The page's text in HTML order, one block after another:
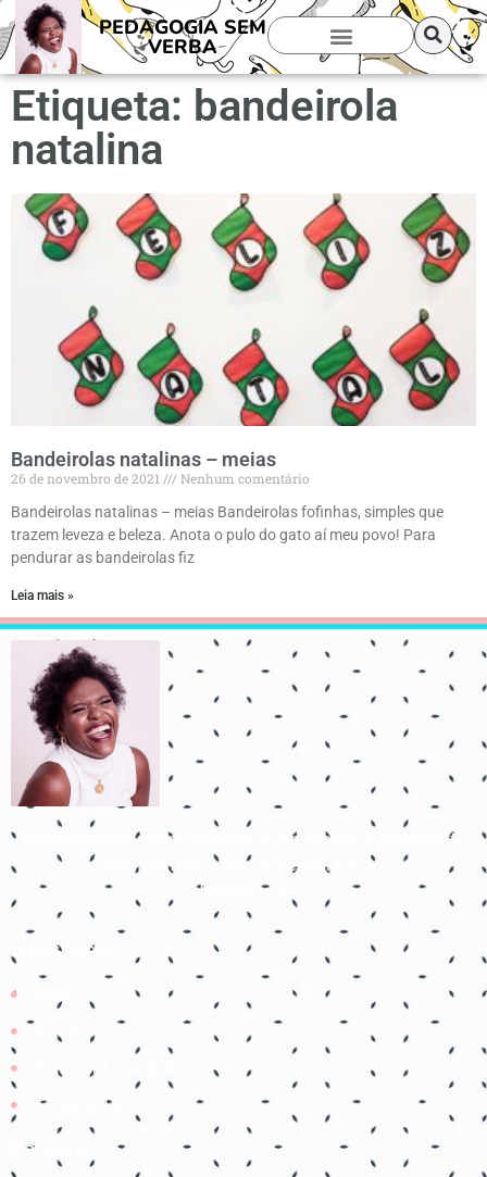
PEDAGOGIA SEM
VERBA
Etiqueta: bandeirola
natalina
Bandeirolas natalinas – meias
26 de novembro de 2021
Nenhum comentário
Bandeirolas natalinas – meias Bandeirolas fofinhas, simples que
trazem leveza e beleza. Anota o pulo do gato aí meu povo! Para
pendurar as bandeirolas fiz
Leia mais »
Para que todos vejam, e saibam, e considerem, e juntamente
entendam que a mão do Senhor fez isto
Isaías 41:20
Links úteis
Contato
Política de Privacidade
Termos de Uso
Parceiros